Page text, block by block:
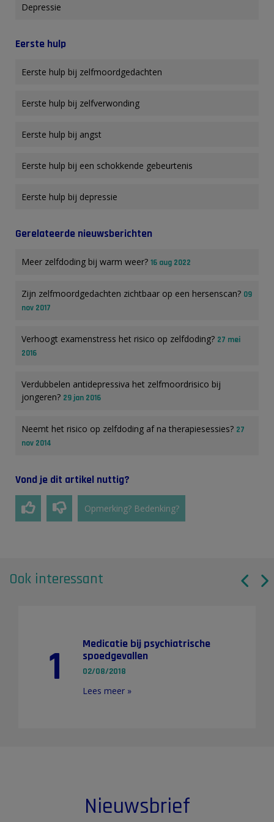
Depressie
Eerste hulp
Eerste hulp bij zelfmoordgedachten
Eerste hulp bij zelfverwonding
Eerste hulp bij angst
Eerste hulp bij een schokkende gebeurtenis
Eerste hulp bij depressie
Gerelateerde nieuwsberichten
Meer zelfdoding bij warm weer? 16 aug 2022
Zijn zelfmoordgedachten zichtbaar op een hersenscan? 09
nov 2017
Verhoogt examenstress het risico op zelfdoding? 27 mei
2016
Verdubbelen antidepressiva het zelfmoordrisico bij
jongeren? 29 jan 2016
Neemt het risico op zelfdoding af na therapiesessies? 27
nov 2014
Vond je dit artikel nuttig?
Opmerking? Bedenking?
Ook interessant
1
Medicatie bij psychiatrische
spoedgevallen
02/08/2018
Lees meer »
Nieuwsbrief